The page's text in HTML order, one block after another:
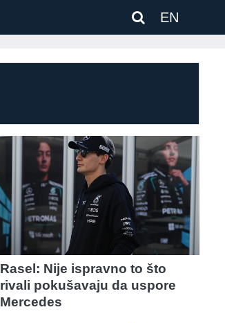
EN
Rasel: Nije ispravno to što
rivali pokušavaju da uspore
Mercedes